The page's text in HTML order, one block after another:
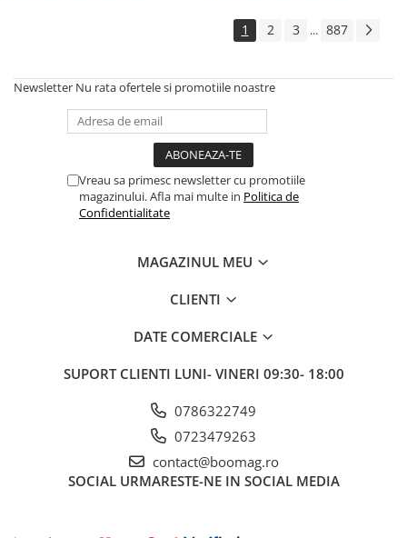
Cauciucuri
Butoane si conectori
Kit controller si display
1 2 3 ... 887
Newsletter Nu rata ofertele si promotiile noastre
Vreau sa primesc newsletter cu promotiile
magazinului. Afla mai multe in Politica de
Confidentialitate
MAGAZINUL MEU
CLIENTI
DATE COMERCIALE
SUPORT CLIENTI LUNI- VINERI 09:30- 18:00
0786322749
0723479263
contact@boomag.ro
SOCIAL URMARESTE-NE IN SOCIAL MEDIA